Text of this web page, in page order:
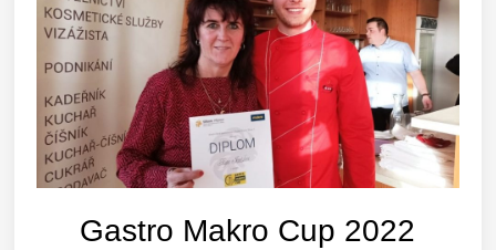
Gastro Makro Cup 2022